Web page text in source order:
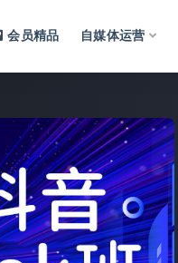
会员精品 自媒体运营